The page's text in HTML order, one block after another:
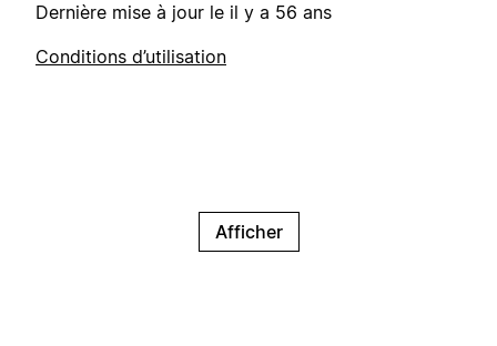
Dernière mise à jour le il y a 56 ans
Conditions d’utilisation
Afficher